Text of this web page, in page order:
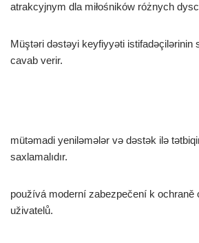
atrakcyjnym dla miłośników różnych
Müştəri dəstəyi keyfiyyəti istifadəçilərinin
cavab verir.
mütəmadi yeniləmələr və dəstək ilə
saxlamalıdır.
používá moderní zabezpečení k ochraně
uživatelů.